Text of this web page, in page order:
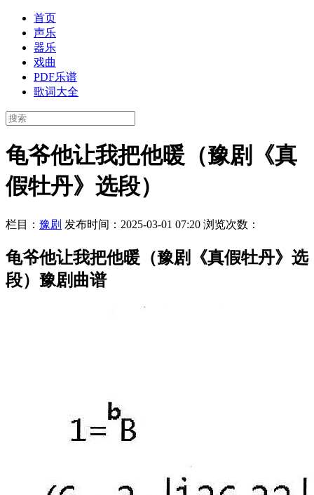
首页
声乐
器乐
戏曲
PDF乐谱
歌词大全
龟爷他让我把他暖（豫剧《真
假牡丹》选段）
栏目： 豫剧 发布时间：2025-03-01 07:20 浏览次数：
龟爷他让我把他暖（豫剧《真假牡丹》选
段）豫剧曲谱